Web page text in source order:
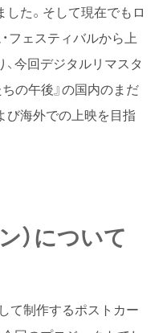
た。そして現在でもロ
フェスティバルから上
今回デジタルリマスタ
の午後』の国内のまだ
び海外での上映を目指
）について
て制作するポストカー